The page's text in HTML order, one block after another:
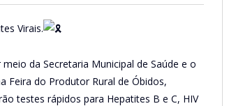
Virais.
da Secretaria Municipal de Saúde e o
Feira do Produtor Rural de Óbidos,
testes rápidos para Hepatites B e C, HIV